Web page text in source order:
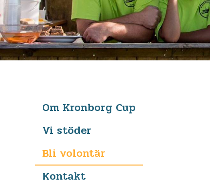
Om Kronborg Cup
Vi stöder
Bli volontär
Kontakt